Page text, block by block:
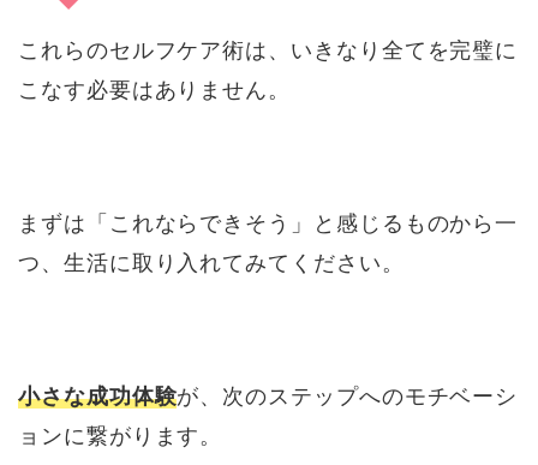
これらのセルフケア術は、いきなり全てを完璧に
こなす必要はありません。
まずは「これならできそう」と感じるものから一
つ、生活に取り入れてみてください。
小さな成功体験が、次のステップへのモチベーシ
ョンに繋がります。